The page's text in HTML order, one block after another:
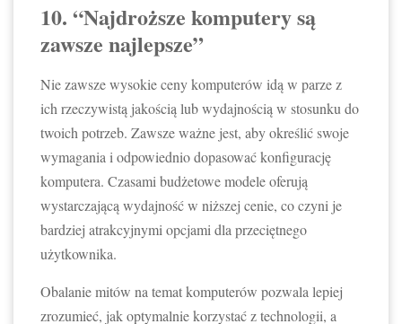
10. “Najdroższe komputery są
zawsze najlepsze”
Nie zawsze wysokie ceny komputerów idą w parze z
ich rzeczywistą jakością lub wydajnością w stosunku do
twoich potrzeb. Zawsze ważne jest, aby określić swoje
wymagania i odpowiednio dopasować konfigurację
komputera. Czasami budżetowe modele oferują
wystarczającą wydajność w niższej cenie, co czyni je
bardziej atrakcyjnymi opcjami dla przeciętnego
użytkownika.
Obalanie mitów na temat komputerów pozwala lepiej
zrozumieć, jak optymalnie korzystać z technologii, a